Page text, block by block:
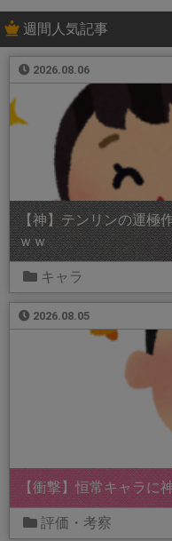
週間人気記事
2026.08.06
【神】テンリンの運極
ｗｗ
キャラ
2026.08.05
【衝撃】恒常キャラに
評価・考察